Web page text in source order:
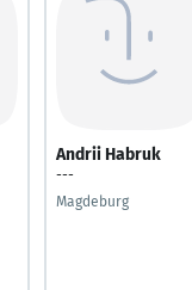
Andrii Habruk
---
Magdeburg